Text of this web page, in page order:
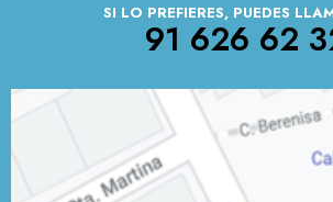
SI LO PREFIERES, PUEDES
91 626 62